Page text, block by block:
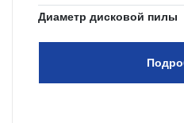
Диаметр дисковой пилы